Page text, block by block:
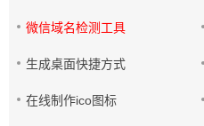
微信域名检测工具
生成桌面快捷方式
在线制作ico图标